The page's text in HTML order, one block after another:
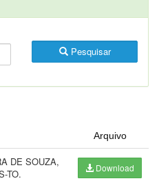
Pesquisar
Arquivo
DE SOUZA,
TO.
Download